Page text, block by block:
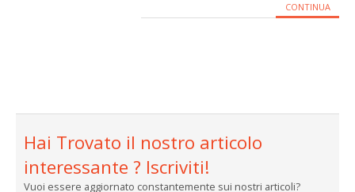
CONTINUA
Hai Trovato il nostro articolo
interessante ? Iscriviti!
Vuoi essere aggiornato constantemente sui nostri articoli?